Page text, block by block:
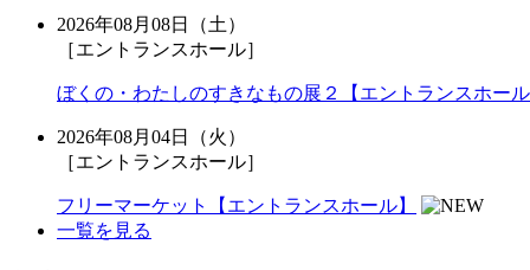
2026年08月08日（土）
［エントランスホール］
ぼくの・わたしのすきなもの展２【エントランスホー
2026年08月04日（火）
［エントランスホール］
フリーマーケット【エントランスホール】
一覧を見る